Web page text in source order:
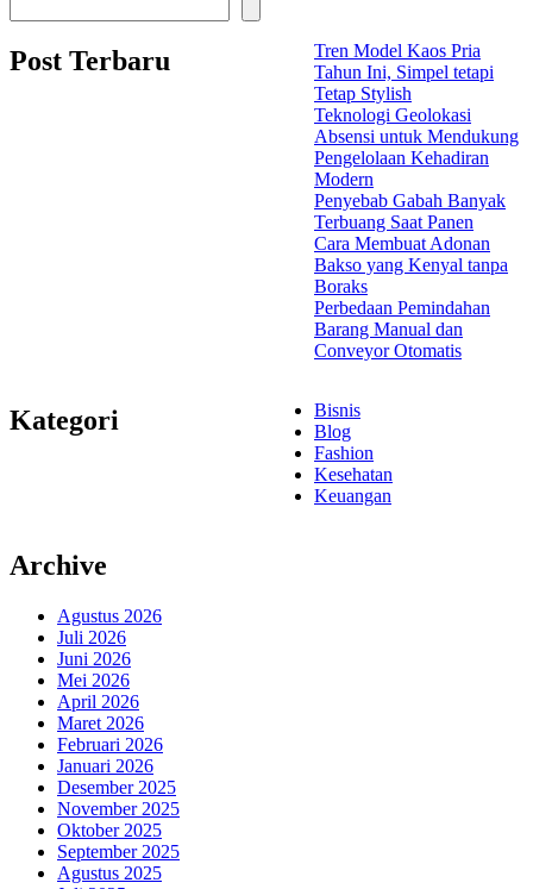
Post Terbaru
Tren Model Kaos Pria
Tahun Ini, Simpel tetapi
Tetap Stylish
Teknologi Geolokasi
Absensi untuk Mendukung
Pengelolaan Kehadiran
Modern
Penyebab Gabah Banyak
Terbuang Saat Panen
Cara Membuat Adonan
Bakso yang Kenyal tanpa
Boraks
Perbedaan Pemindahan
Barang Manual dan
Conveyor Otomatis
Kategori
Bisnis
Blog
Fashion
Kesehatan
Keuangan
Archive
Agustus 2026
Juli 2026
Juni 2026
Mei 2026
April 2026
Maret 2026
Februari 2026
Januari 2026
Desember 2025
November 2025
Oktober 2025
September 2025
Agustus 2025